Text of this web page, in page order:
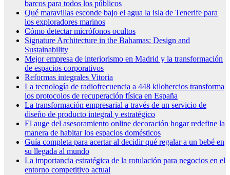
barcos para todos los públicos
Qué maravillas esconde bajo el agua la isla de Tenerife para
los exploradores marinos
Cómo detectar micrófonos ocultos
Signature Architecture in the Bahamas: Design and
Sustainability
Mejor empresa de interiorismo en Madrid y la transformación
de espacios corporativos
Reformas integrales Vitoria
La tecnología de radiofrecuencia a 448 kilohercios transforma
los protocolos de recuperación física en España
La transformación empresarial a través de un servicio de
diseño de producto integral y estratégico
El auge del asesoramiento online decoración hogar redefine la
manera de habitar los espacios domésticos
Guía completa para acertar al decidir qué regalar a un bebé en
su llegada al mundo
La importancia estratégica de la rotulación para negocios en el
entorno competitivo actual